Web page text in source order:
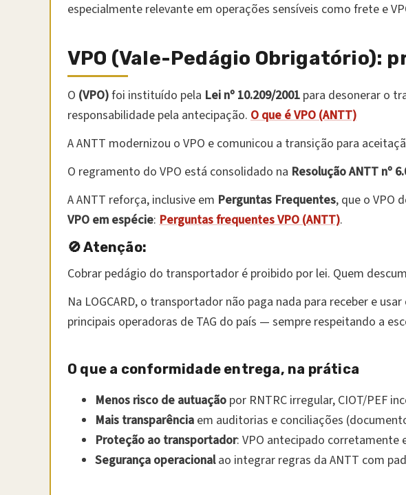
especialmente relevante em operações sensíveis como frete e
VPO (Vale-Pedágio Obrigatório):
O (VPO)foi instituído pela Lei nº 10.209/2001 para desonerar o
responsabilidade pela antecipação. O que é VPO (ANTT)
A ANTT modernizou o VPO e comunicou a transição para
O regramento do VPO está consolidado na Resolução ANTT nº
A ANTT reforça, inclusive em Perguntas Frequentes, que o VPO
VPO em espécie: Perguntas frequentes VPO (ANTT).
🚫 Atenção:
Cobrar pedágio do transportador é proibido por lei. Quem
Na LOGCARD, o transportador não paga nada para receber e
principais operadoras de TAG do país — sempre respeitando a
O que a conformidade entrega, na prática
Menos risco de autuação por RNTRC irregular, CIOT/PEF
Mais transparência em auditorias e conciliações
Proteção ao transportador: VPO antecipado
Segurança operacionalao integrar regras da ANTT com